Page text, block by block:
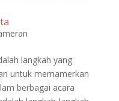
langkah yang
untuk memamerkan
berbagai acara